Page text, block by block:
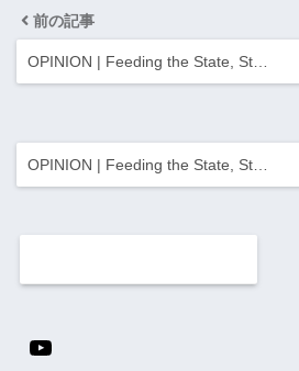
前の記事
OPINION | Feeding the State, St…
OPINION | Feeding the State, St…